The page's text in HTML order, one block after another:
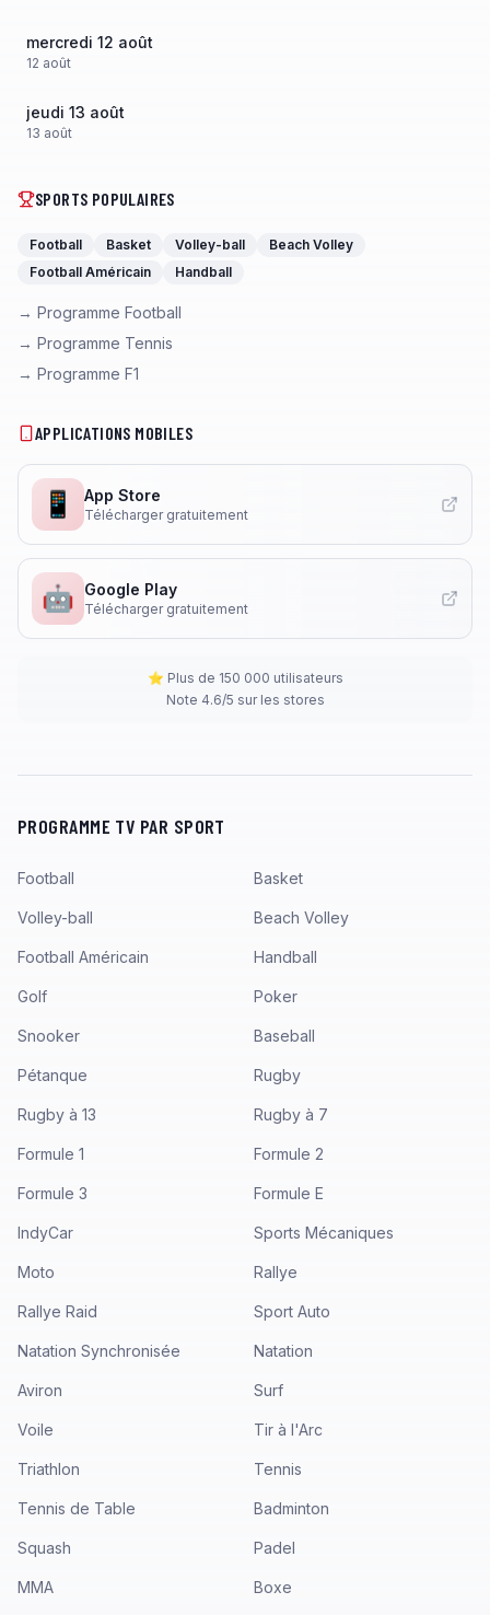
mercredi 12 août
12 août
jeudi 13 août
13 août
SPORTS POPULAIRES
Football Basket Volley-ball
Beach Volley
Football Américain
Handball
→ Programme Football
→ Programme Tennis
→ Programme F1
APPLICATIONS MOBILES
📱 App Store
Télécharger gratuitement
🤖 Google Play
Télécharger gratuitement
⭐ Plus de 150 000 utilisateurs
Note 4.6/5 sur les stores
PROGRAMME TV PAR SPORT
Football Basket
Volley-ball Beach Volley
Football Américain Handball
Golf Poker
Snooker Baseball
Pétanque Rugby
Rugby à 13 Rugby à 7
Formule 1 Formule 2
Formule 3 Formule E
IndyCar Sports Mécaniques
Moto Rallye
Rallye Raid Sport Auto
Natation Synchronisée Natation
Aviron Surf
Voile Tir à l'Arc
Triathlon Tennis
Tennis de Table Badminton
Squash Padel
MMA Boxe